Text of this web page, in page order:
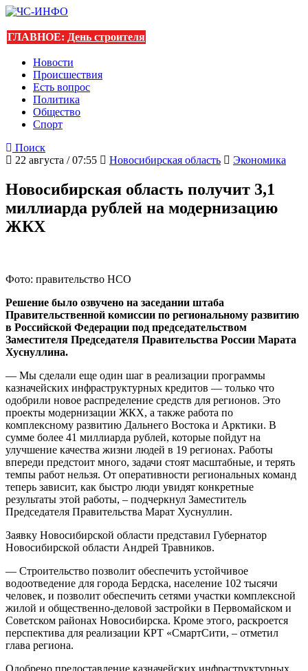
ГЛАВНОЕ: День строителя
Новости
Происшествия
Есть вопрос
Политика
Общество
Спорт
Поиск
22 августа / 07:55
Новосибирская область Экономика
Новосибирская область получит 3,1
миллиарда рублей на модернизацию
ЖКХ
Фото: правительство НСО
Решение было озвучено на заседании штаба
Правительственной комиссии по региональному развитию
в Российской Федерации под председательством
Заместителя Председателя Правительства России Марата
Хуснуллина.
— Мы сделали еще один шаг в реализации программы
казначейских инфраструктурных кредитов — только что
одобрили новое распределение средств для регионов. Это
проекты модернизации ЖКХ, а также работа по
комплексному развитию Дальнего Востока и Арктики. В
сумме более 41 миллиарда рублей, которые пойдут на
улучшение качества жизни людей в 19 регионах. Работы
впереди предстоит много, задачи стоят масштабные, и терять
темпы работ нельзя. От оперативности региональных команд
теперь зависит, как быстро люди увидят конкретные
результаты этой работы, – подчеркнул Заместитель
Председателя Правительства Марат Хуснуллин.
Заявку Новосибирской области представил Губернатор
Новосибирской области Андрей Травников.
— Строительство позволит обеспечить устойчивое
водоотведение для города Бердска, население 102 тысячи
человек, и позволит обеспечить сетями участки комплексной
жилой и общественно-деловой застройки в Первомайском и
Советском районах Новосибирска. Кроме этого, раскроется
перспектива для реализации КРТ «СмартСити, – отметил
глава региона.
Одобрено предоставление казначейских инфраструктурных